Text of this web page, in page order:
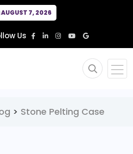
AUGUST 7, 2026
Us
> Stone Pelting Case